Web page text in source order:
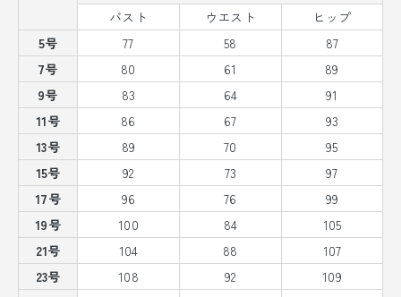
バスト
ウエスト
ヒップ
5号
77 58
87
7号
80 61
89
9号
83 64
91
11号
86 67
93
13号
89 70
95
15号
92 73
97
17号
96 76
99
19号
100 84
105
21号
104 88
107
23号
108 92
109